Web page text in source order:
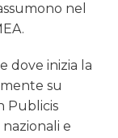
nel
dove inizia la
su
Publicis
e